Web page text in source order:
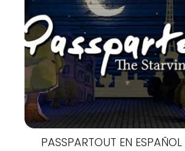
PASSPARTOUT EN